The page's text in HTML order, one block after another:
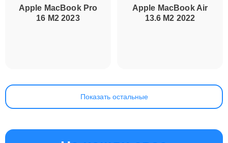
Показать остальные